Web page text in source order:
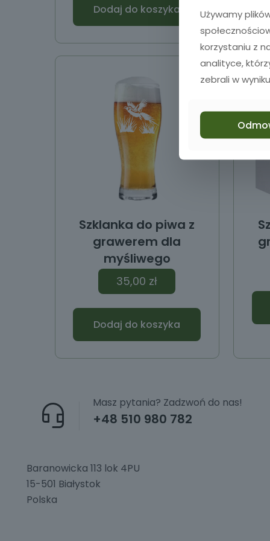
Dodaj do koszyka
Szklanka do piwa z
grawerem dla
myśliwego
35,00 zł
Dodaj do koszyka
+48 510 980 782
Masz pytania? Zadzwoń do nas!
Baranowicka 113 lok 4PU
15-501 Białystok
Polska
Używamy
korzystaniu z
analityce,
zebrali w